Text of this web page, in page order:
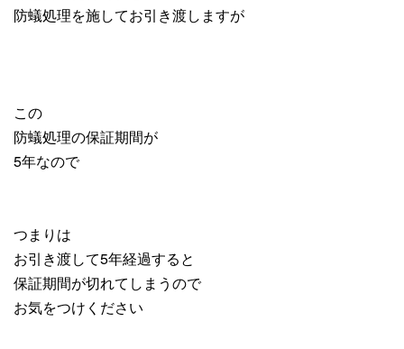
防蟻処理を施してお引き渡しますが
この
防蟻処理の保証期間が
5年なので
つまりは
お引き渡して5年経過すると
保証期間が切れてしまうので
お気をつけください